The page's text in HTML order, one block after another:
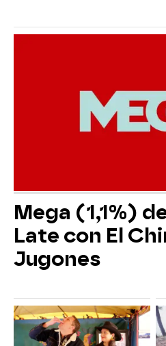
Mega (1,1%)
Late con El
Jugones